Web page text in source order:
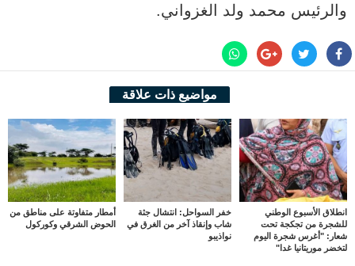
والرئيس محمد ولد الغزواني.
مواضيع ذات علاقة
انطلاق الأسبوع الوطني
للشجرة من تجكجة تحت
شعار: "أغرس شجرة اليوم
لتخضر موريتانيا غدا"
خفر السواحل: انتشال جثة
شاب وإنقاذ آخر من الغرق في
نواذيبو
أمطار متفاوتة على مناطق من
الحوض الشرقي وكوركول